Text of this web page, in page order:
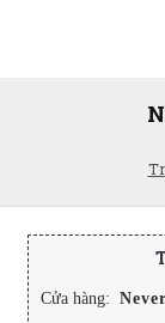
Cửa hàng: